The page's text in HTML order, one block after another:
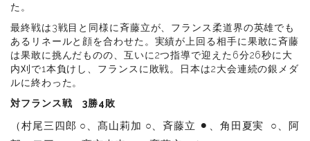
た。
最終戦は3戦目と同様に斉藤立が、フランス柔道界の英雄でも
あるリネールと顔を合わせた。実績が上回る相手に果敢に斉藤
は果敢に挑んだものの、互いに2つ指導で迎えた6分26秒に大
内刈で1本負けし、フランスに敗戦。日本は2大会連続の銀メダ
ルに終わった。
対フランス戦 3勝4敗
（村尾三四郎 ○、髙山莉加 ○、斉藤立 ⚫︎、角田夏実 ○、阿